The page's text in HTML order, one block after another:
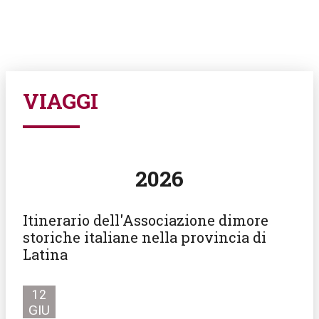
VIAGGI
2026
Itinerario dell'Associazione dimore
storiche italiane nella provincia di
Latina
12
GIU